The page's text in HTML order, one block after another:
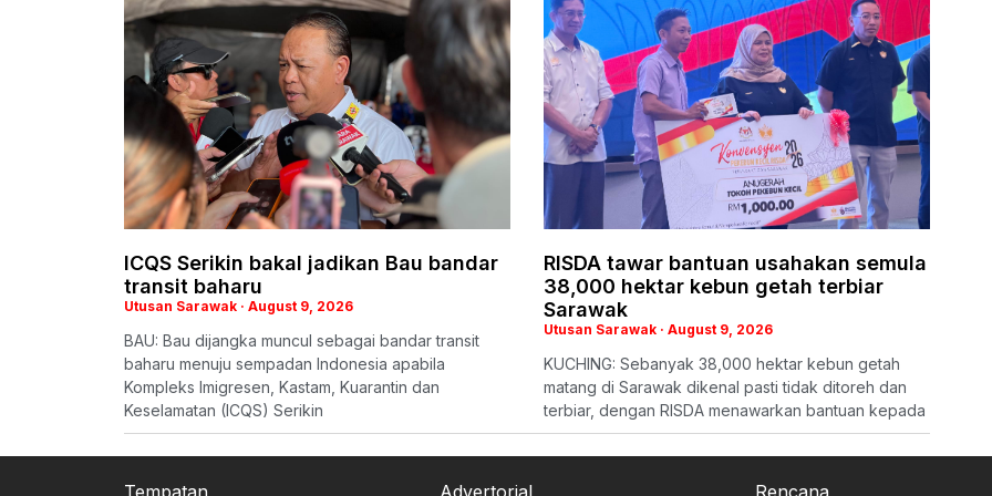
ICQS Serikin bakal jadikan Bau bandar
transit baharu
Utusan Sarawak August 9, 2026
BAU: Bau dijangka muncul sebagai bandar transit
baharu menuju sempadan Indonesia apabila
Kompleks Imigresen, Kastam, Kuarantin dan
Keselamatan (ICQS) Serikin
RISDA tawar bantuan usahakan semula
38,000 hektar kebun getah terbiar
Sarawak
Utusan Sarawak August 9, 2026
KUCHING: Sebanyak 38,000 hektar kebun getah
matang di Sarawak dikenal pasti tidak ditoreh dan
terbiar, dengan RISDA menawarkan bantuan kepada